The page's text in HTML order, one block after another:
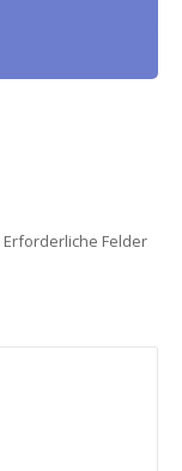
Erforderliche Felder